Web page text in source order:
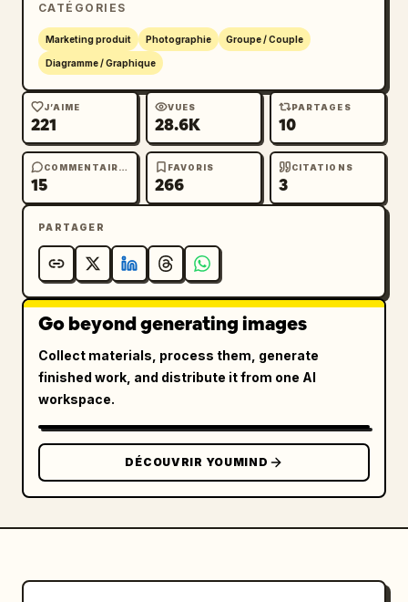
CATÉGORIES
Marketing produit Photographie Groupe / Couple
Diagramme / Graphique
J’AIME
221
VUES
28.6K
PARTAGES
10
COMMENTAIRES
15
FAVORIS
266
CITATIONS
3
PARTAGER
Go beyond generating images
Collect materials, process them, generate
finished work, and distribute it from one AI
workspace.
DÉCOUVRIR YOUMIND